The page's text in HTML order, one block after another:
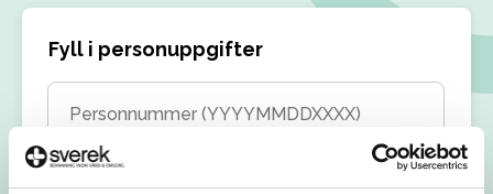
Fyll i personuppgifter
Personnummer (YYYYMMDDXXXX)